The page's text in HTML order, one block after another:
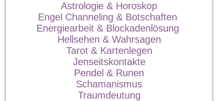
Astrologie & Horoskop
Engel Channeling & Botschaften
Energiearbeit & Blockadenlösung
Hellsehen & Wahrsagen
Tarot & Kartenlegen
Jenseitskontakte
Pendel & Runen
Schamanismus
Traumdeutung